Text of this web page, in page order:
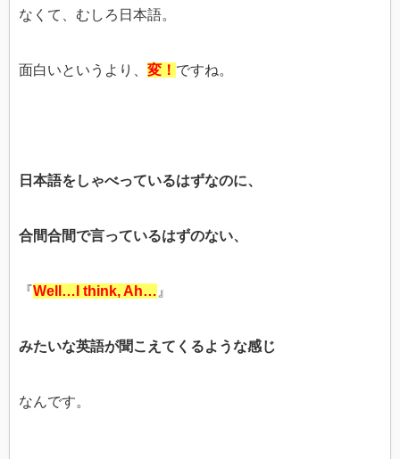
なくて、むしろ日本語。
面白いというより、 変！ ですね。
日本語をしゃべっているはずなのに、
合間合間で言っているはずのない、
『Well…I think, Ah… 』
みたいな英語が聞こえてくるような感じ
なんです。